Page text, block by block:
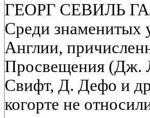
ГЕОРГ СЕВИЛЬ
Среди знаменитых
Англии,
Просвещения (Дж.
Свифт, Д. Дефо и
когорте не